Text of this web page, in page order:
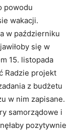
powodu
wakacji.
w październiku
się w
15. listopada
Radzie projekt
z budżetu
w nim zapisane.
samorządowe i
pozytywnie